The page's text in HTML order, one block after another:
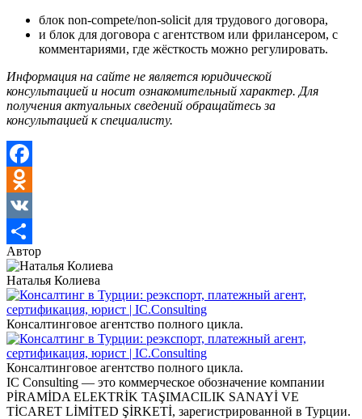
блок non-compete/non-solicit для трудового договора,
и блок для договора с агентством или фрилансером, с
комментариями, где жёсткость можно регулировать.
Информация на сайте не является юридической
консультацией и носит ознакомительный характер. Для
получения актуальных сведений обращайтесь за
консультацией к специалисту.
Facebook
Odnoklassniki
VK
Отправить
Автор
Наталья Колиева
Консалтинговое агентство полного цикла.
Консалтинговое агентство полного цикла.
IC Consulting — это коммерческое обозначение компании
PİRAMİDA ELEKTRİK TAŞIMACILIK SANAYİ VE
TİCARET LİMİTED ŞİRKETİ, зарегистрированной в Турции.